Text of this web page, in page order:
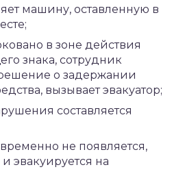
машину, оставленную в
в зоне действия
знака, сотрудник
о задержании
вызывает эвакуатор;
составляется
не появляется,
эвакуируется на